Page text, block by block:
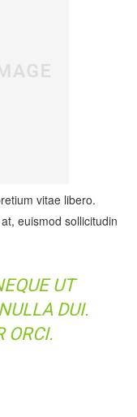
vitae libero.
euismod sollicitudin
UT
DUI.
ORCI.